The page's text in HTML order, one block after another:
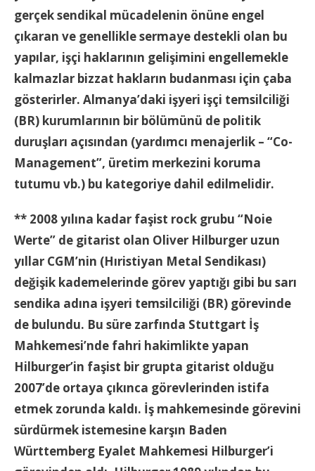
gerçek sendikal mücadelenin önüne engel
çıkaran ve genellikle sermaye destekli olan bu
yapılar, işçi haklarının gelişimini engellemekle
kalmazlar bizzat hakların budanması için çaba
gösterirler. Almanya’daki işyeri işçi temsilciliği
(BR) kurumlarının bir bölümünü de politik
duruşları açısından (yardımcı menajerlik – “Co-
Management”, üretim merkezini koruma
tutumu vb.) bu kategoriye dahil edilmelidir.
** 2008 yılına kadar faşist rock grubu “Noie
Werte” de gitarist olan Oliver Hilburger uzun
yıllar CGM’nin (Hıristiyan Metal Sendikası)
değişik kademelerinde görev yaptığı gibi bu sarı
sendika adına işyeri temsilciliği (BR) görevinde
de bulundu. Bu süre zarfında Stuttgart İş
Mahkemesi’nde fahri hakimlikte yapan
Hilburger’in faşist bir grupta gitarist olduğu
2007’de ortaya çıkınca görevlerinden istifa
etmek zorunda kaldı. İş mahkemesinde görevini
sürdürmek istemesine karşın Baden
Württemberg Eyalet Mahkemesi Hilburger’i